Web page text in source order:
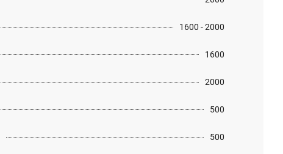
1600 - 2000
1600
2000
500
500